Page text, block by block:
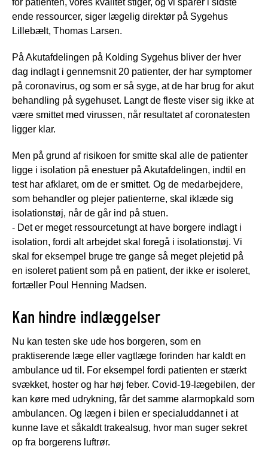
ende ressourcer, siger lægelig direktør på Sygehus
Lillebælt, Thomas Larsen.
På Akutafdelingen på Kolding Sygehus bliver der hver
dag indlagt i gennemsnit 20 patienter, der har symptomer
på coronavirus, og som er så syge, at de har brug for akut
behandling på sygehuset. Langt de fleste viser sig ikke at
være smittet med virussen, når resultatet af coronatesten
ligger klar.
Men på grund af risikoen for smitte skal alle de patienter
ligge i isolation på enestuer på Akutafdelingen, indtil en
test har afklaret, om de er smittet. Og de medarbejdere,
som behandler og plejer patienterne, skal iklæde sig
isolationstøj, når de går ind på stuen.
- Det er meget ressourcetungt at have borgere indlagt i
isolation, fordi alt arbejdet skal foregå i isolationstøj. Vi
skal for eksempel bruge tre gange så meget plejetid på
en isoleret patient som på en patient, der ikke er isoleret,
fortæller Poul Henning Madsen.
Kan hindre indlæggelser
Nu kan testen ske ude hos borgeren, som en
praktiserende læge eller vagtlæge forinden har kaldt en
ambulance ud til. For eksempel fordi patienten er stærkt
svækket, hoster og har høj feber. Covid-19-lægebilen, der
kan køre med udrykning, får det samme alarmopkald som
ambulancen. Og lægen i bilen er specialuddannet i at
kunne lave et såkaldt trakealsug, hvor man suger sekret
op fra borgerens luftrør.